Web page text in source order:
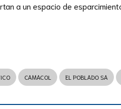
a un espacio de
CAMACOL EL POBLADO SA